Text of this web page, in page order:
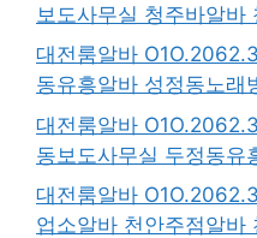
보도사무실 청주바알바
대전룸알바
동유흥알바 성정동노래
대전룸알바
동보도사무실 두정동유
대전룸알바
업소알바 천안주점알바